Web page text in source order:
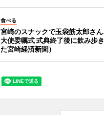
食べる
宮崎のスナックで玉袋筋太郎さ
大使委嘱式 式典終了後に飲み歩
た宮崎経済新聞）